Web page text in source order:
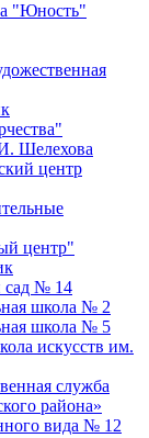
"Юность"
Шелехова
центр
центр"
сад № 14
школа № 2
школа № 5
искусств им.
служба
района»
вида № 12